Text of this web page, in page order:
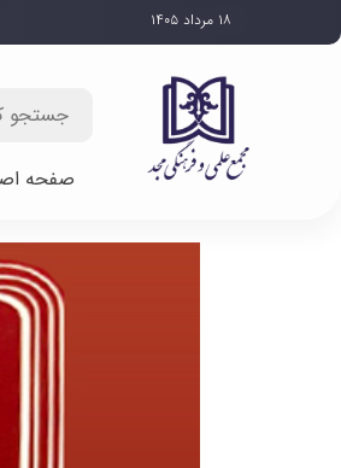
۱۸ مرداد ۱۴۰۵
صفحه